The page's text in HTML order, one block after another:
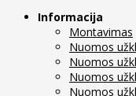
Informacija
Montavimas
Nuomos
Nuomos
Nuomos
Nuomos